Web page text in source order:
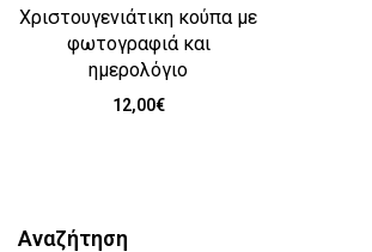
Χριστουγενιάτικη κούπα με
φωτογραφιά και
ημερολόγιο
12,00€
Αναζήτηση